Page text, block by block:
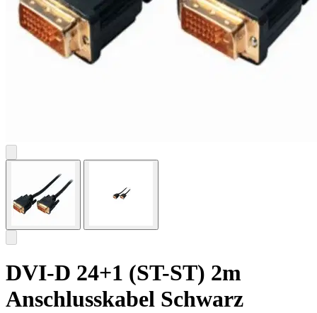
DVI-D 24+1 (ST-ST) 2m
Anschlusskabel Schwarz